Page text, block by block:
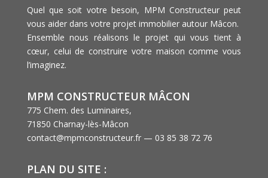
Quel que soit votre besoin, MPM Constructeur peut
vous aider dans votre projet immobilier autour Mâcon.
Ensemble nous réalisons le projet qui vous tient à
cœur, celui de construire votre maison comme vous
l’imaginez.
MPM CONSTRUCTEUR MÂCON
775 Chem. des Luminaires,
71850 Charnay-lès-Mâcon
contact@mpmconstructeur.fr — 03 85 38 72 76
PLAN DU SITE :